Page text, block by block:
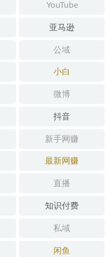
YouTube
亚马逊
公域
小白
微博
抖音
新手网赚
最新网赚
直播
知识付费
私域
闲鱼